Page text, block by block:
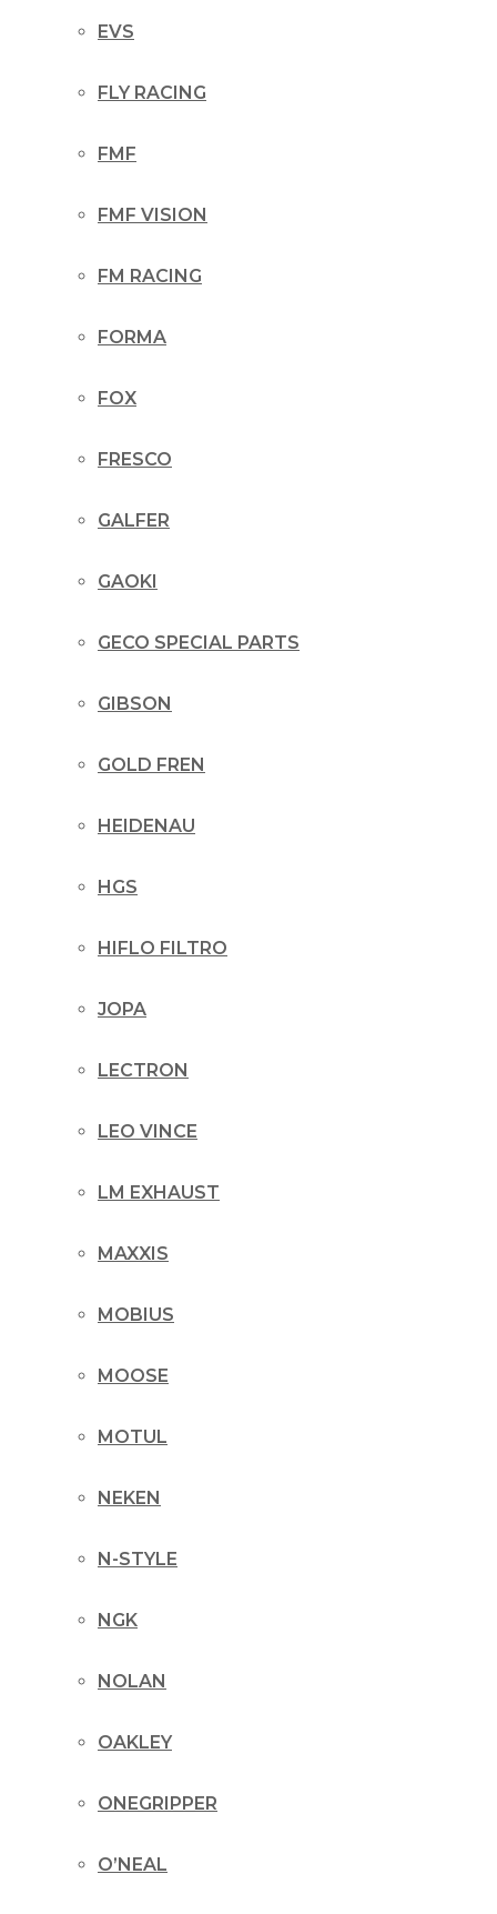
EVS
FLY RACING
FMF
FMF VISION
FM RACING
FORMA
FOX
FRESCO
GALFER
GAOKI
GECO SPECIAL PARTS
GIBSON
GOLD FREN
HEIDENAU
HGS
HIFLO FILTRO
JOPA
LECTRON
LEO VINCE
LM EXHAUST
MAXXIS
MOBIUS
MOOSE
MOTUL
NEKEN
N-STYLE
NGK
NOLAN
OAKLEY
ONEGRIPPER
O’NEAL